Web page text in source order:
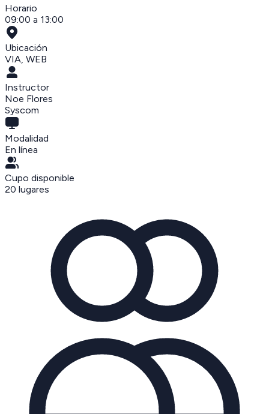
Horario
09:00 a 13:00
Ubicación
VIA WEB
Instructor
Noe Flores
Syscom
Modalidad
En línea
Cupo disponible
20 lugares